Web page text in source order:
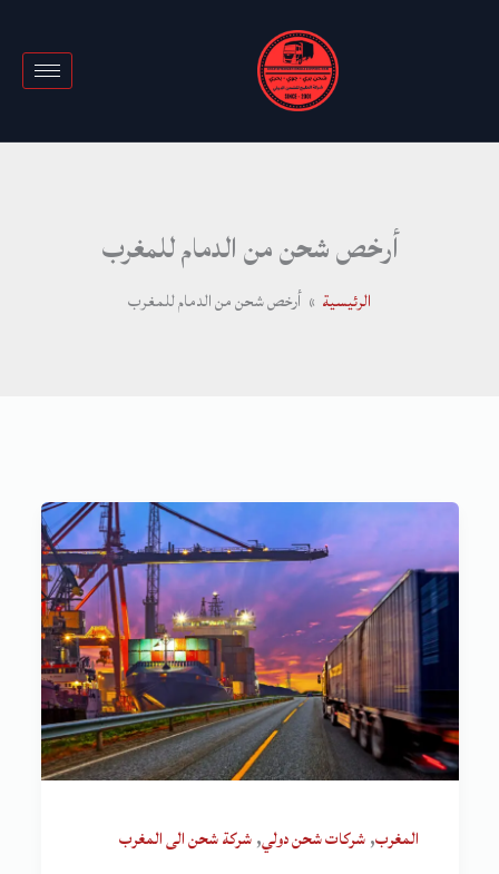
أرخص شحن من الدمام للمغرب
الرئيسية أرخص شحن من الدمام للمغرب
المغرب,شركات شحن دولي,شركة شحن الى المغرب